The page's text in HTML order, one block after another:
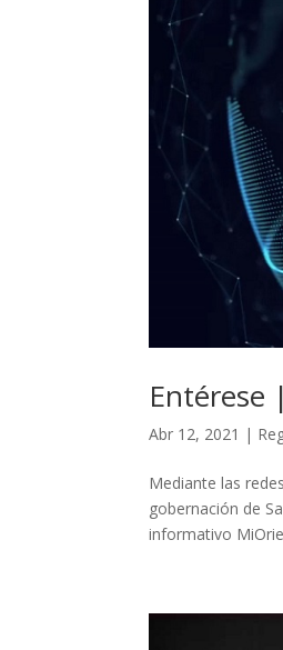
Entérese
Abr 12, 2021 |
Mediante las
gobernación de
informativo